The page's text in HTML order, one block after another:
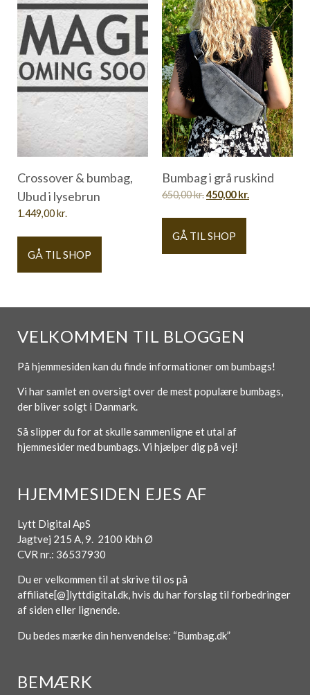
Crossover & bumbag,
Ubud i lysebrun
1.449,00kr.
GÅ TIL SHOP
Bumbag i grå ruskind
650,00kr.450,00kr.
GÅ TIL SHOP
VELKOMMEN TIL BLOGGEN
På hjemmesiden kan du finde informationer om bumbags!
Vi har samlet en oversigt over de mest populære bumbags,
der bliver solgt i Danmark.
Så slipper du for at skulle sammenligne et utal af
hjemmesider med bumbags. Vi hjælper dig på vej!
HJEMMESIDEN EJES AF
Lytt Digital ApS
Jagtvej 215 A, 9. 2100 Kbh Ø
CVR nr.: 36537930
Du er velkommen til at skrive til os på
affiliate[@]lyttdigital.dk, hvis du har forslag til forbedringer
af siden eller lignende.
Du bedes mærke din henvendelse: “Bumbag.dk”
BEMÆRK